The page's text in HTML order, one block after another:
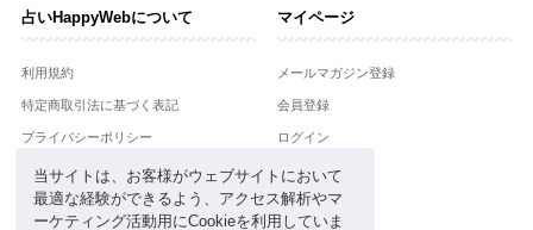
当サイトは、お客様がウェブサイトにおいて
最適な経験ができるよう、アクセス解析やマ
ーケティング活動用にCookieを利用していま
占いHappyWebについて
利用規約
特定商取引法に基づく表記
プライバシーポリシー
運営会社
お問合せ
マイページ
メールマガジン登録
会員登録
ログイン